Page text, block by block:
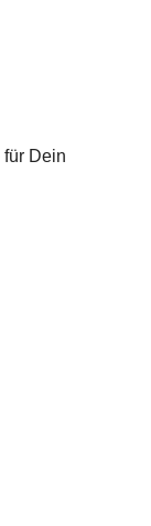
Dein